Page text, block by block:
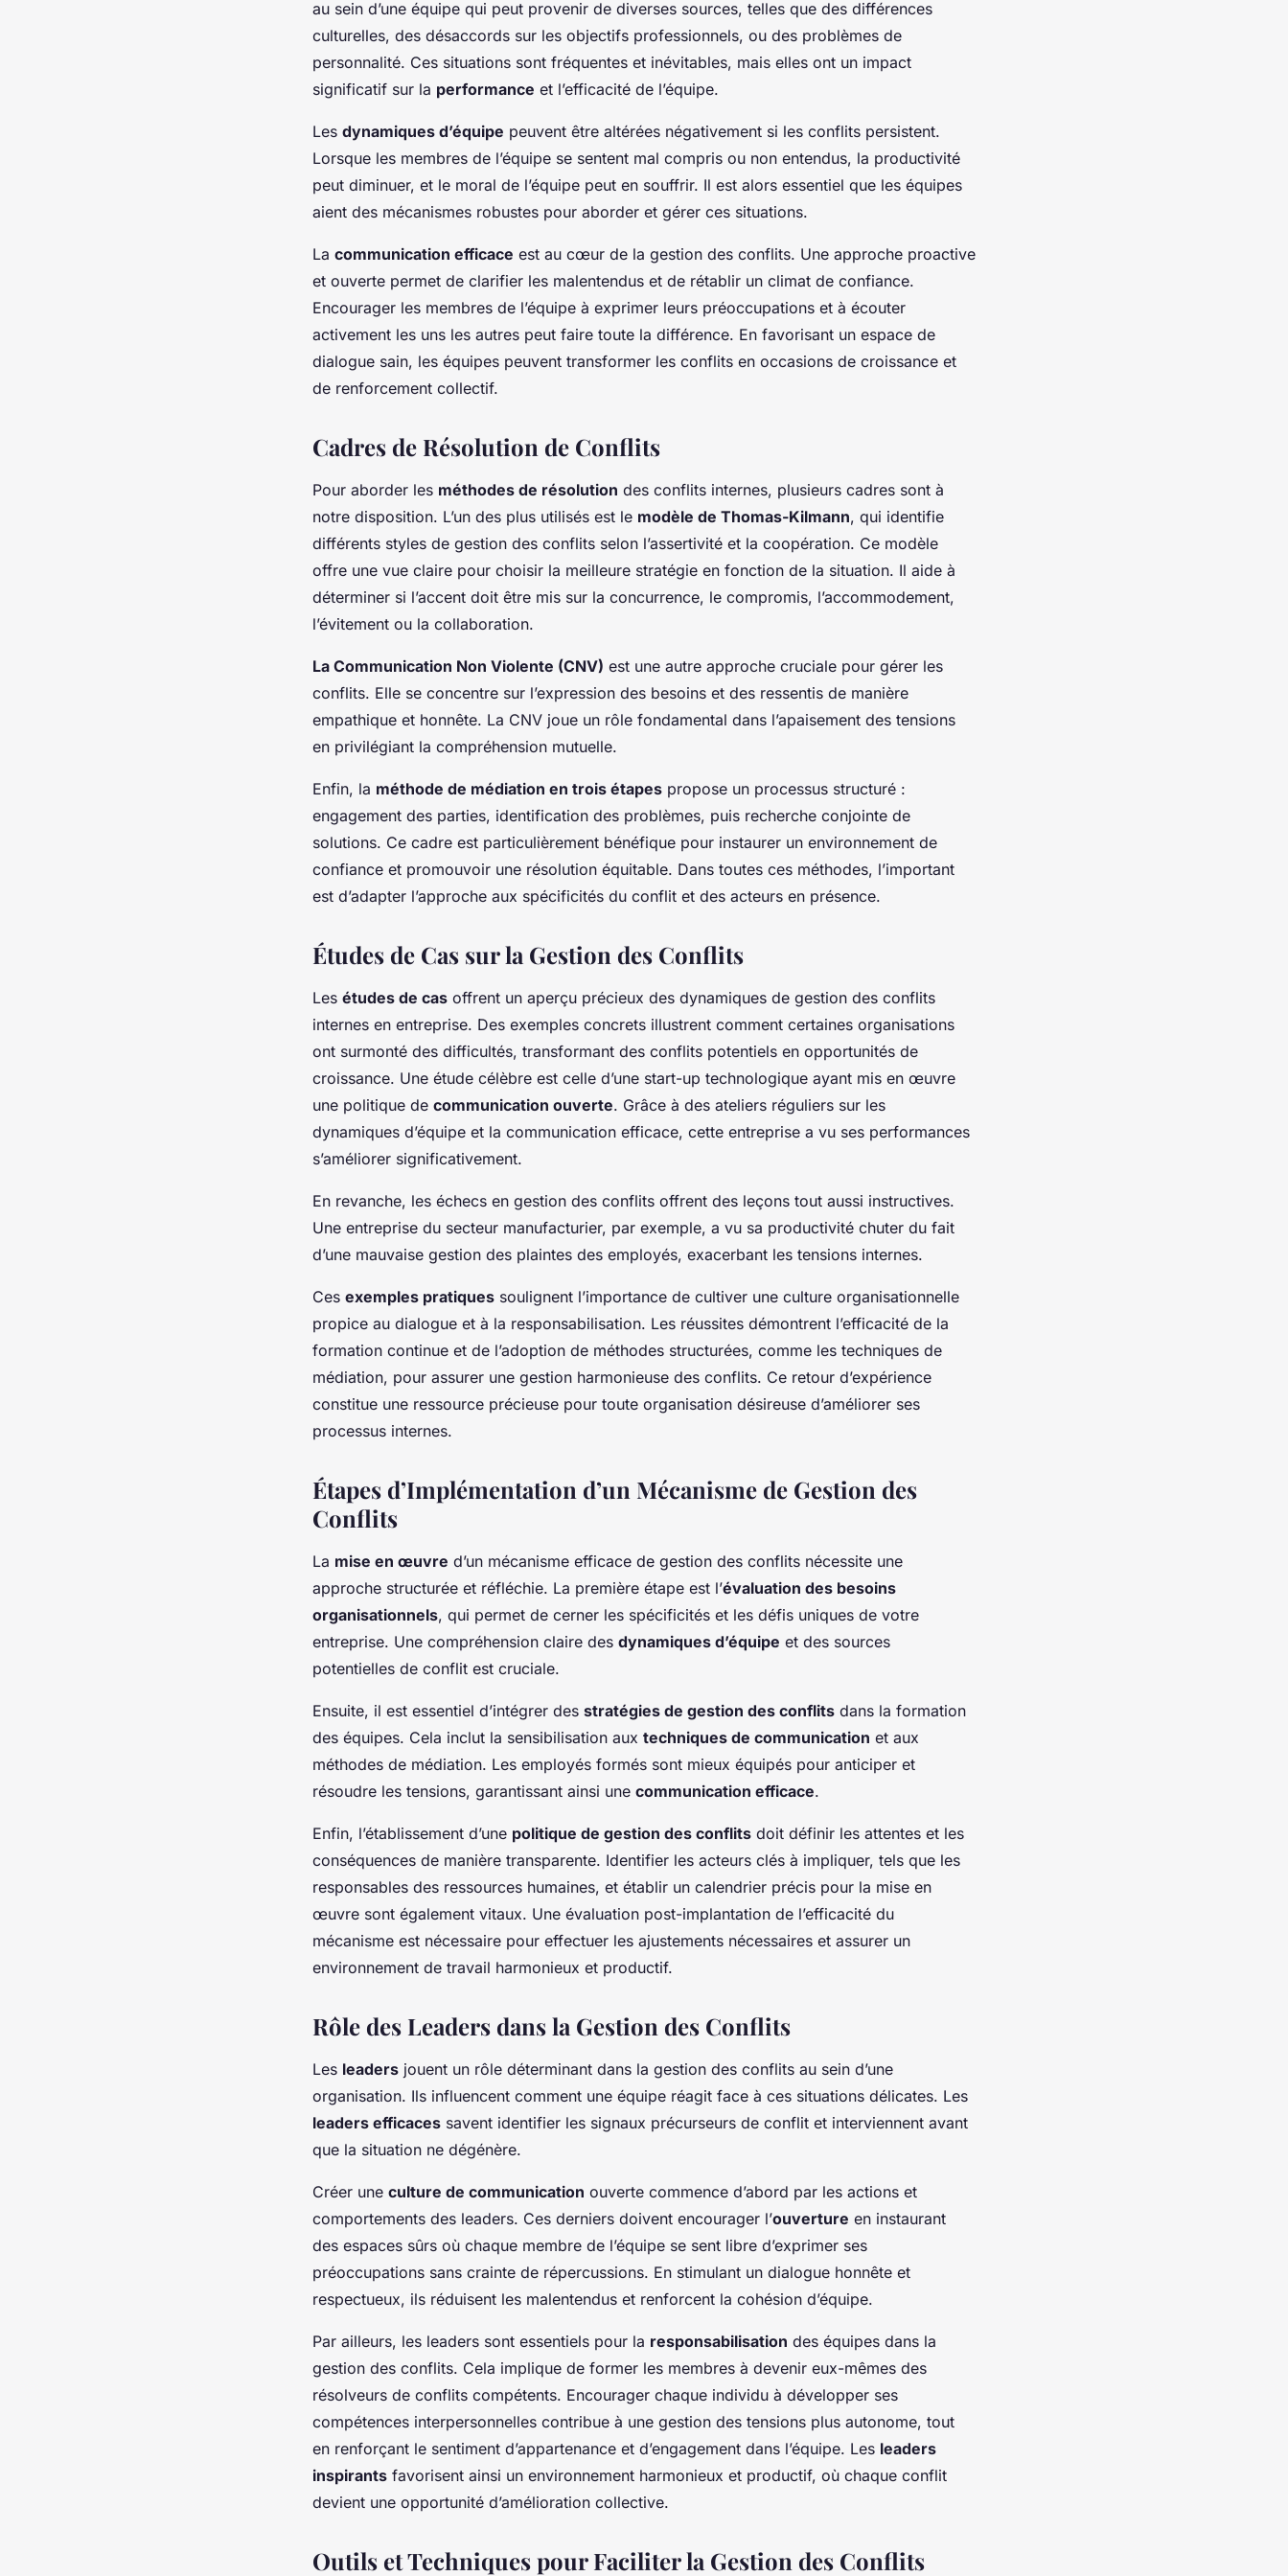
au sein d’une équipe qui peut provenir de diverses sources, telles que des différences
culturelles, des désaccords sur les objectifs professionnels, ou des problèmes de
personnalité. Ces situations sont fréquentes et inévitables, mais elles ont un impact
significatif sur la performance et l’efficacité de l’équipe.
Les dynamiques d’équipe peuvent être altérées négativement si les conflits persistent.
Lorsque les membres de l’équipe se sentent mal compris ou non entendus, la productivité
peut diminuer, et le moral de l’équipe peut en souffrir. Il est alors essentiel que les équipes
aient des mécanismes robustes pour aborder et gérer ces situations.
La communication efficace est au cœur de la gestion des conflits. Une approche proactive
et ouverte permet de clarifier les malentendus et de rétablir un climat de confiance.
Encourager les membres de l’équipe à exprimer leurs préoccupations et à écouter
activement les uns les autres peut faire toute la différence. En favorisant un espace de
dialogue sain, les équipes peuvent transformer les conflits en occasions de croissance et
de renforcement collectif.
Cadres de Résolution de Conflits
Pour aborder les méthodes de résolution des conflits internes, plusieurs cadres sont à
notre disposition. L’un des plus utilisés est le modèle de Thomas-Kilmann, qui identifie
différents styles de gestion des conflits selon l’assertivité et la coopération. Ce modèle
offre une vue claire pour choisir la meilleure stratégie en fonction de la situation. Il aide à
déterminer si l’accent doit être mis sur la concurrence, le compromis, l’accommodement,
l’évitement ou la collaboration.
La Communication Non Violente (CNV) est une autre approche cruciale pour gérer les
conflits. Elle se concentre sur l’expression des besoins et des ressentis de manière
empathique et honnête. La CNV joue un rôle fondamental dans l’apaisement des tensions
en privilégiant la compréhension mutuelle.
Enfin, la méthode de médiation en trois étapes propose un processus structuré :
engagement des parties, identification des problèmes, puis recherche conjointe de
solutions. Ce cadre est particulièrement bénéfique pour instaurer un environnement de
confiance et promouvoir une résolution équitable. Dans toutes ces méthodes, l’important
est d’adapter l’approche aux spécificités du conflit et des acteurs en présence.
Études de Cas sur la Gestion des Conflits
Les études de cas offrent un aperçu précieux des dynamiques de gestion des conflits
internes en entreprise. Des exemples concrets illustrent comment certaines organisations
ont surmonté des difficultés, transformant des conflits potentiels en opportunités de
croissance. Une étude célèbre est celle d’une start-up technologique ayant mis en œuvre
une politique de communication ouverte. Grâce à des ateliers réguliers sur les
dynamiques d’équipe et la communication efficace, cette entreprise a vu ses performances
s’améliorer significativement.
En revanche, les échecs en gestion des conflits offrent des leçons tout aussi instructives.
Une entreprise du secteur manufacturier, par exemple, a vu sa productivité chuter du fait
d’une mauvaise gestion des plaintes des employés, exacerbant les tensions internes.
Ces exemples pratiques soulignent l’importance de cultiver une culture organisationnelle
propice au dialogue et à la responsabilisation. Les réussites démontrent l’efficacité de la
formation continue et de l’adoption de méthodes structurées, comme les techniques de
médiation, pour assurer une gestion harmonieuse des conflits. Ce retour d’expérience
constitue une ressource précieuse pour toute organisation désireuse d’améliorer ses
processus internes.
Étapes d’Implémentation d’un Mécanisme de Gestion des
Conflits
La mise en œuvre d’un mécanisme efficace de gestion des conflits nécessite une
approche structurée et réfléchie. La première étape est l’évaluation des besoins
organisationnels, qui permet de cerner les spécificités et les défis uniques de votre
entreprise. Une compréhension claire des dynamiques d’équipe et des sources
potentielles de conflit est cruciale.
Ensuite, il est essentiel d’intégrer des stratégies de gestion des conflits dans la formation
des équipes. Cela inclut la sensibilisation aux techniques de communication et aux
méthodes de médiation. Les employés formés sont mieux équipés pour anticiper et
résoudre les tensions, garantissant ainsi une communication efficace.
Enfin, l’établissement d’une politique de gestion des conflits doit définir les attentes et les
conséquences de manière transparente. Identifier les acteurs clés à impliquer, tels que les
responsables des ressources humaines, et établir un calendrier précis pour la mise en
œuvre sont également vitaux. Une évaluation post-implantation de l’efficacité du
mécanisme est nécessaire pour effectuer les ajustements nécessaires et assurer un
environnement de travail harmonieux et productif.
Rôle des Leaders dans la Gestion des Conflits
Les leaders jouent un rôle déterminant dans la gestion des conflits au sein d’une
organisation. Ils influencent comment une équipe réagit face à ces situations délicates. Les
leaders efficaces savent identifier les signaux précurseurs de conflit et interviennent avant
que la situation ne dégénère.
Créer une culture de communication ouverte commence d’abord par les actions et
comportements des leaders. Ces derniers doivent encourager l’ouverture en instaurant
des espaces sûrs où chaque membre de l’équipe se sent libre d’exprimer ses
préoccupations sans crainte de répercussions. En stimulant un dialogue honnête et
respectueux, ils réduisent les malentendus et renforcent la cohésion d’équipe.
Par ailleurs, les leaders sont essentiels pour la responsabilisation des équipes dans la
gestion des conflits. Cela implique de former les membres à devenir eux-mêmes des
résolveurs de conflits compétents. Encourager chaque individu à développer ses
compétences interpersonnelles contribue à une gestion des tensions plus autonome, tout
en renforçant le sentiment d’appartenance et d’engagement dans l’équipe. Les leaders
inspirants favorisent ainsi un environnement harmonieux et productif, où chaque conflit
devient une opportunité d’amélioration collective.
Outils et Techniques pour Faciliter la Gestion des Conflits